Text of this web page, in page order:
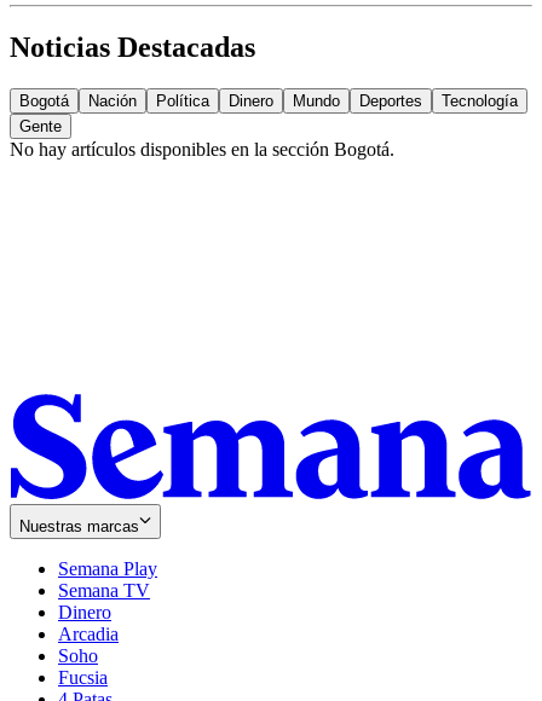
Noticias Destacadas
Bogotá Nación Política Dinero Mundo Deportes
Tecnología
Gente
No hay artículos disponibles en la sección Bogotá.
Nuestras marcas
Semana Play
Semana TV
Dinero
Arcadia
Soho
in
Fucsia